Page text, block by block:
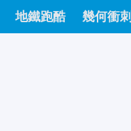
地鐵跑酷 幾何衝刺